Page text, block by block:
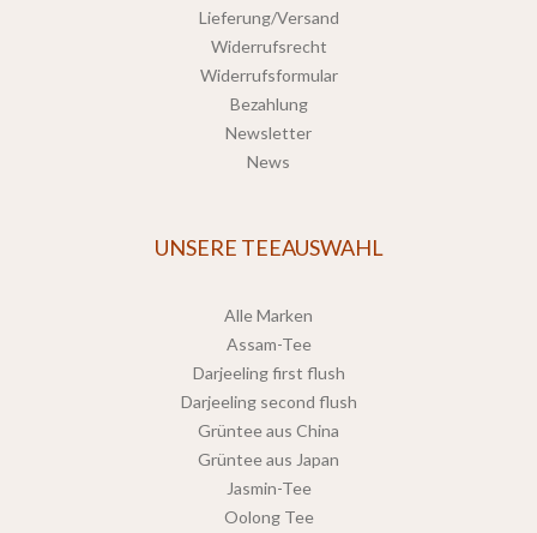
Lieferung/Versand
Widerrufsrecht
Widerrufsformular
Bezahlung
Newsletter
News
UNSERE TEEAUSWAHL
Alle Marken
Assam-Tee
Darjeeling first flush
Darjeeling second flush
Grüntee aus China
Grüntee aus Japan
Jasmin-Tee
Oolong Tee